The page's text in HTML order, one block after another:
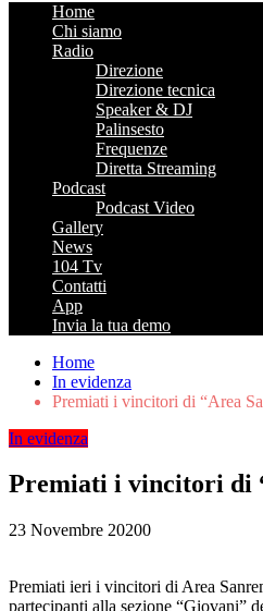
Home
Chi siamo
Radio
Direzione
Direzione tecnica
Speaker & DJ
Palinsesto
Frequenze
Diretta Streaming
Podcast
Podcast Video
Gallery
News
104 Tv
Contatti
App
Invia la tua demo
Home
In evidenza
Premiati i vincitori di “Area
In evidenza
Premiati i vincitori di
23 Novembre 20200
Premiati ieri i vincitori di Area
partecipanti alla sezione “Giovani”